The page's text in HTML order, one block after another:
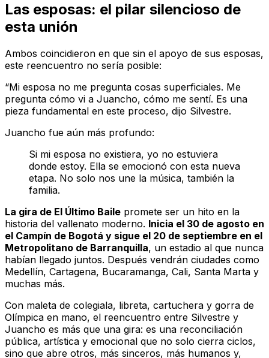
Las esposas: el pilar silencioso de
esta unión
Ambos coincidieron en que sin el apoyo de sus esposas,
este reencuentro no sería posible:
“Mi esposa no me pregunta cosas superficiales. Me
pregunta cómo vi a Juancho, cómo me sentí. Es una
pieza fundamental en este proceso, dijo Silvestre.
Juancho fue aún más profundo:
Si mi esposa no existiera, yo no estuviera
donde estoy. Ella se emocionó con esta nueva
etapa. No solo nos une la música, también la
familia.
La gira de El Último Baile promete ser un hito en la
historia del vallenato moderno. Inicia el 30 de agosto en
el Campín de Bogotá y sigue el 20 de septiembre en el
Metropolitano de Barranquilla, un estadio al que nunca
habían llegado juntos. Después vendrán ciudades como
Medellín, Cartagena, Bucaramanga, Cali, Santa Marta y
muchas más.
Con maleta de colegiala, libreta, cartuchera y gorra de
Olímpica en mano, el reencuentro entre Silvestre y
Juancho es más que una gira: es una reconciliación
pública, artística y emocional que no solo cierra ciclos,
sino que abre otros, más sinceros, más humanos y,